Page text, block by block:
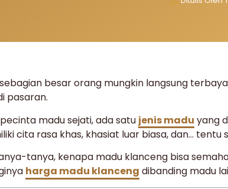
besar orang mungkin langsung
pasaran.
madu sejati, ada satu jenis madu yang
cita rasa khas, khasiat luar biasa, dan… tentu
tanya, kenapa madu klanceng bisa
harga madu klanceng dibanding madu